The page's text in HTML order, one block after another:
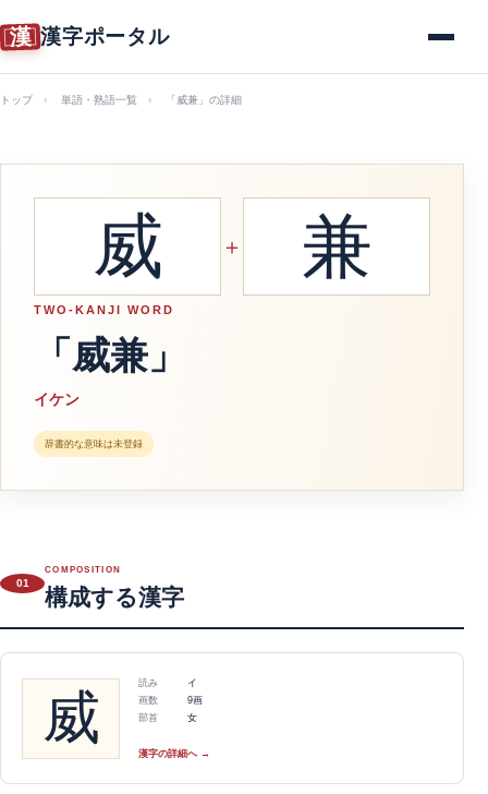
漢 漢字ポータル
トップ 単語・熟語一覧 「威兼」の詳細
威 ＋ 兼
TWO-KANJI WORD
「威兼」
イケン
辞書的な意味は未登録
01
COMPOSITION
構成する漢字
威
読み
イ
画数
9画
部首
女
漢字の詳細へ →